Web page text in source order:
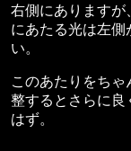
右側にありますが
にあたる光は左側
い。
このあたりをちゃ
整するとさらに良
はず。